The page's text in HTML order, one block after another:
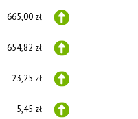
665,00 zł
654,82 zł
23,25 zł
5,45 zł